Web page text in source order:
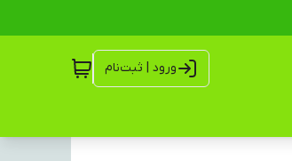
ورود | ثبت‌نام